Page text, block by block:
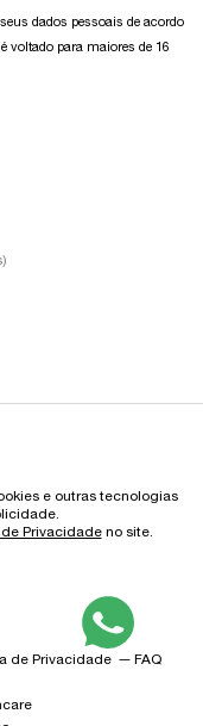
dados pessoais de acordo
voltado para maiores de 16
e outras tecnologias
de Privacidadeno site.
de Privacidade
FAQ